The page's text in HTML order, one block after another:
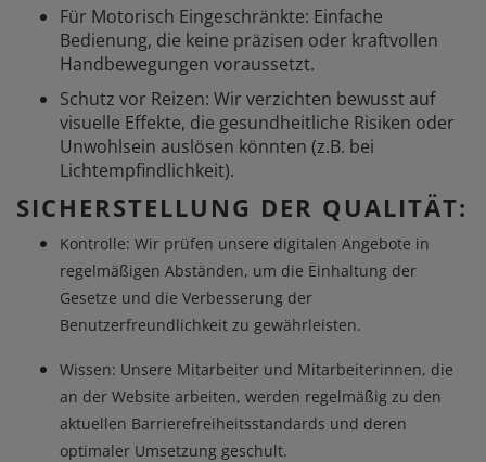
Für Motorisch Eingeschränkte: Einfache
Bedienung, die keine präzisen oder kraftvollen
Handbewegungen voraussetzt.
Schutz vor Reizen: Wir verzichten bewusst auf
visuelle Effekte, die gesundheitliche Risiken oder
Unwohlsein auslösen könnten (z.B. bei
Lichtempfindlichkeit).
SICHERSTELLUNG DER QUALITÄT:
Kontrolle: Wir prüfen unsere digitalen Angebote in
regelmäßigen Abständen, um die Einhaltung der
Gesetze und die Verbesserung der
Benutzerfreundlichkeit zu gewährleisten.
Wissen: Unsere Mitarbeiter und Mitarbeiterinnen, die
an der Website arbeiten, werden regelmäßig zu den
aktuellen Barrierefreiheitsstandards und deren
optimaler Umsetzung geschult.